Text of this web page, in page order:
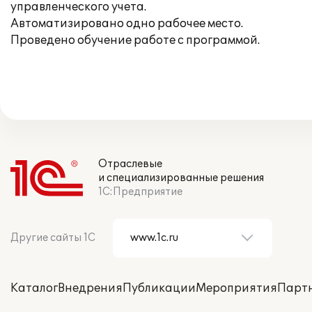
управленческого учета.
Автоматизировано одно рабочее место.
Проведено обучение работе с программой.
Отраслевые
и специализированные решения
1С:Предприятие
Другие сайты 1С
КаталогВнедренияПубликацииМероприятия